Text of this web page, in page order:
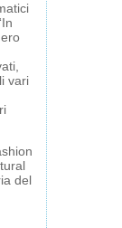
vari
del